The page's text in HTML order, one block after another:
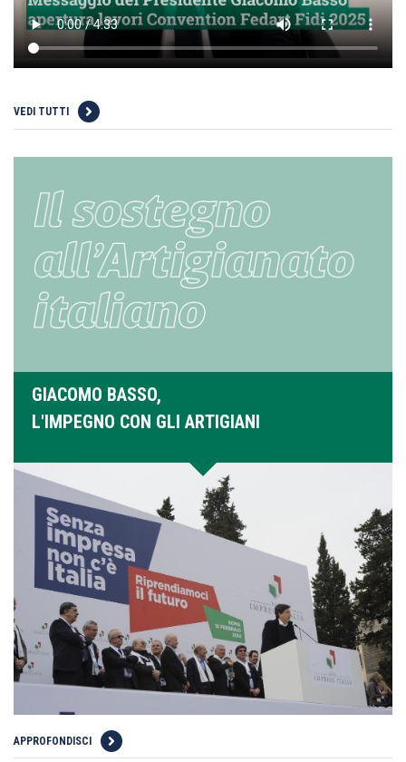
VEDI TUTTI
GIACOMO BASSO,
L'IMPEGNO CON GLI ARTIGIANI
APPROFONDISCI